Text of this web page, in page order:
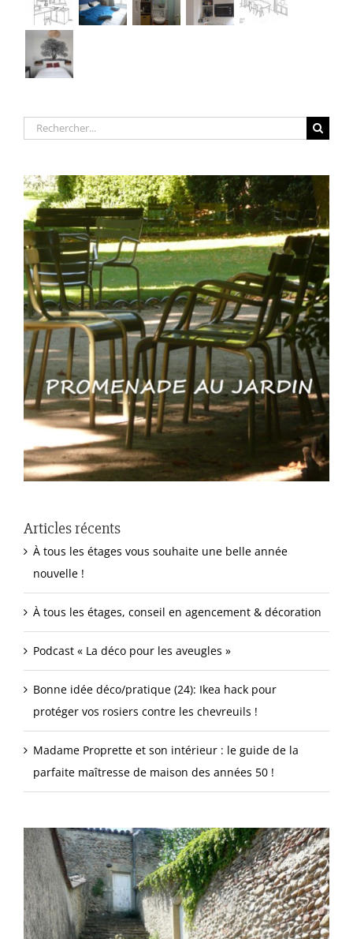
Rechercher:
Articles récents
À tous les étages vous souhaite une belle année
nouvelle !
À tous les étages, conseil en agencement & décoration
Podcast « La déco pour les aveugles »
Bonne idée déco/pratique (24): Ikea hack pour
protéger vos rosiers contre les chevreuils !
Madame Proprette et son intérieur : le guide de la
parfaite maîtresse de maison des années 50 !